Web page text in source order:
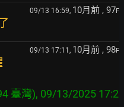
09/13 16:59, 10月前 , 97F
09/13 17:11, 10月前 , 98F
臺灣), 09/13/2025 17:2